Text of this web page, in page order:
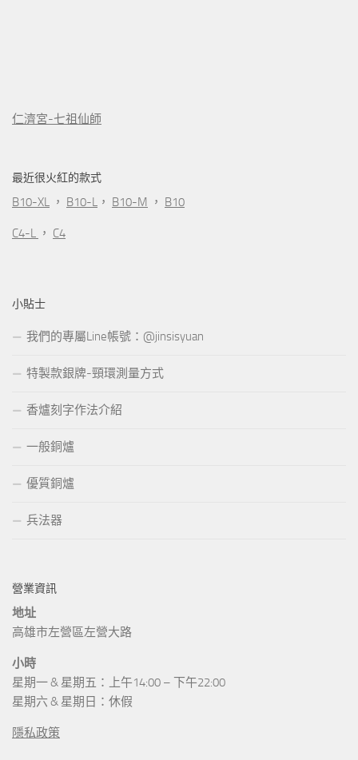
仁濟宮-七祖仙師
最近很火紅的款式
B10-XL ， B10-L ， B10-M ， B10
C4-L ， C4
小貼士
我們的專屬Line帳號：@jinsisyuan
特製款銀牌-頸環測量方式
香爐刻字作法介紹
一般銅爐
優質銅爐
兵法器
營業資訊
地址
高雄市左營區左營大路
小時
星期一 & 星期五：上午14:00 – 下午22:00
星期六 & 星期日：休假
隱私政策